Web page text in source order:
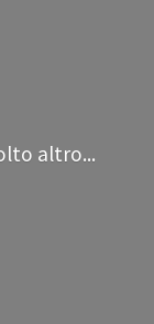
altro...